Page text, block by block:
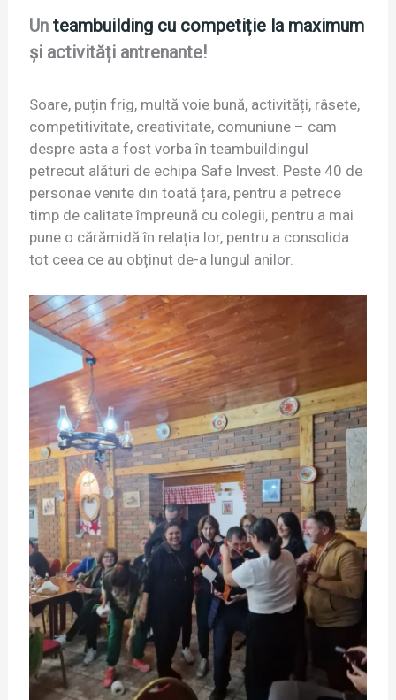
Unteambuilding cu competiție la maximum
și activități antrenante!
Soare, puțin frig, multă voie bună, activități, râsete,
competitivitate, creativitate, comuniune – cam
despre asta a fost vorba în teambuildingul
petrecut alături de echipa Safe Invest. Peste 40 de
personae venite din toată țara, pentru a petrece
timp de calitate împreună cu colegii, pentru a mai
pune o cărămidă în relația lor, pentru a consolida
tot ceea ce au obținut de-a lungul anilor.